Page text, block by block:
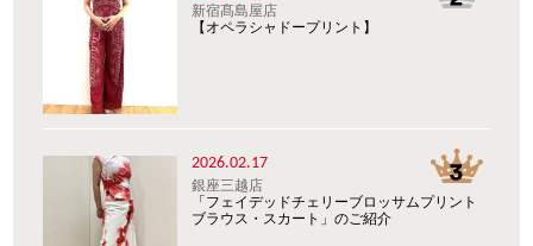
新宿髙島屋店
【オペラシャドープリント】
2026.02.17
銀座三越店
「フェイデッドチェリーブロッサムプリント
ブラウス・スカート」のご紹介